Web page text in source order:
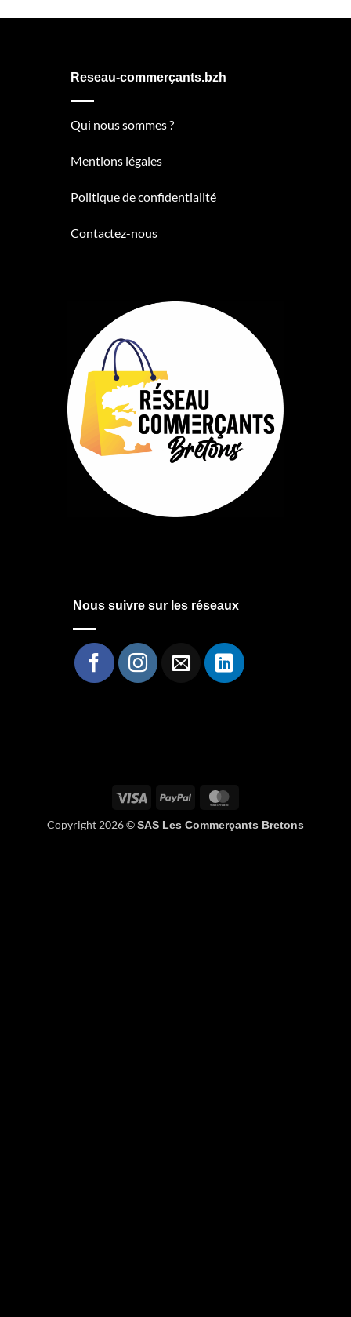
Reseau-commerçants.bzh
Qui nous sommes ?
Mentions légales
Politique de confidentialité
Contactez-nous
Nous suivre sur les réseaux
Visa PayPal
Copyright 2026 ©SAS Les Commerçants Bretons